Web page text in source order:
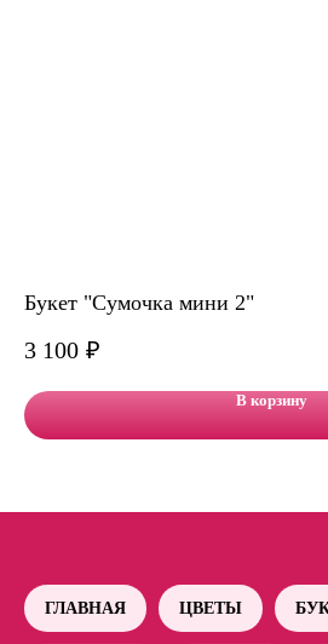
Букет "Сумочка мини 2"
3 100 ₽
В корзину
ГЛАВНАЯ ЦВЕТЫ